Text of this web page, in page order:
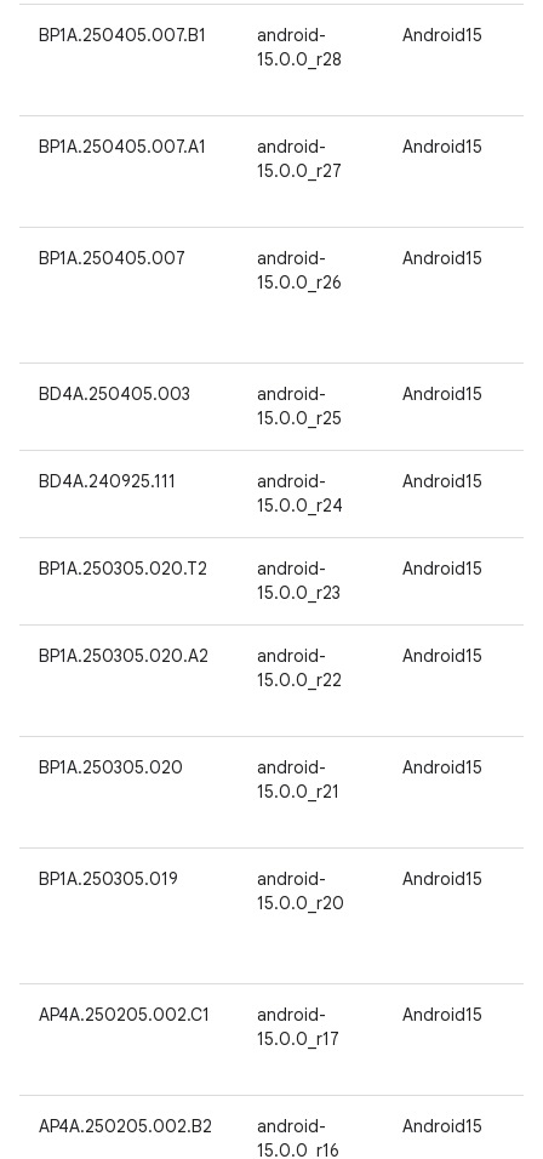
BP1A.250405.007.B1
android-
15.0.0_r28
Android15
BP1A.250405.007.A1
android-
15.0.0_r27
Android15
BP1A.250405.007
android-
15.0.0_r26
Android15
BD4A.250405.003
android-
15.0.0_r25
Android15
BD4A.240925.111
android-
15.0.0_r24
Android15
BP1A.250305.020.T2
android-
15.0.0_r23
Android15
BP1A.250305.020.A2
android-
15.0.0_r22
Android15
BP1A.250305.020
android-
15.0.0_r21
Android15
BP1A.250305.019
android-
15.0.0_r20
Android15
AP4A.250205.002.C1
android-
15.0.0_r17
Android15
AP4A.250205.002.B2
android-
15.0.0_r16
Android15